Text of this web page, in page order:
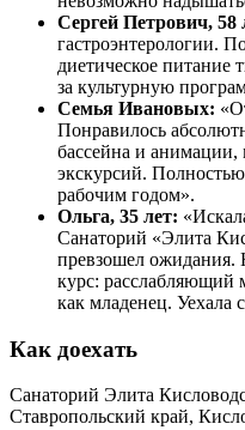
Сергей Петрович, 58
гастроэнтерологии.
диетическое питание
за культурную
Семья Ивановых:
Понравилось
бассейна и
экскурсий.
рабочим годом».
Ольга, 35 лет:
Санаторий «Элита
превзошел ожидания.
курс: расслабляющий
как младенец. Уехала
Как доехать
Санаторий Элита
Ставропольский край,